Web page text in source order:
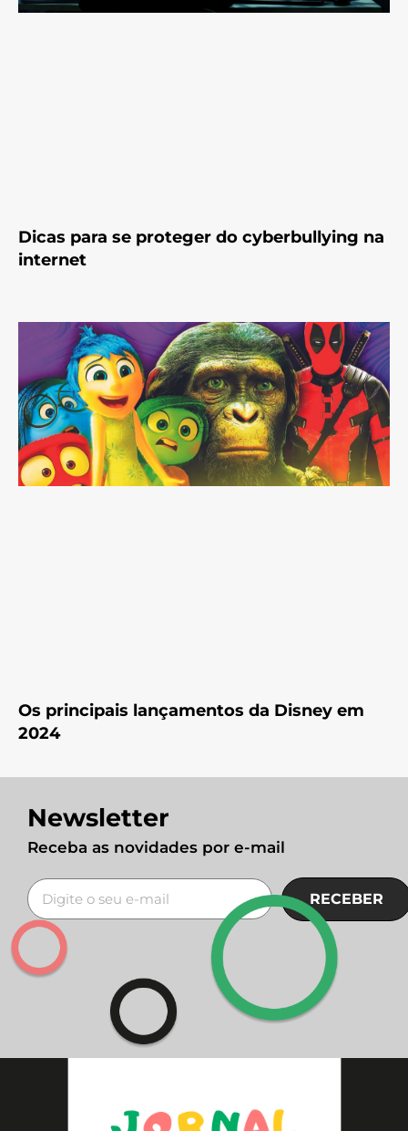
Dicas para se proteger do cyberbullying na
internet
Os principais lançamentos da Disney em
2024
Newsletter
Receba as novidades por e-mail
RECEBER